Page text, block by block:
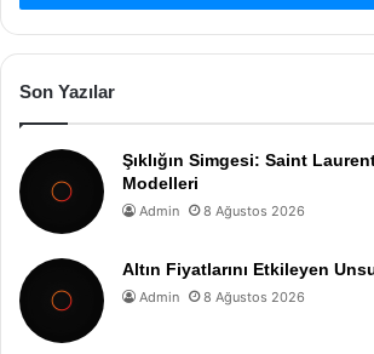
Son Yazılar
Şıklığın Simgesi: Saint
Modelleri
Admin 8 Ağustos 2026
Altın Fiyatlarını Etkileyen
Admin 8 Ağustos 2026